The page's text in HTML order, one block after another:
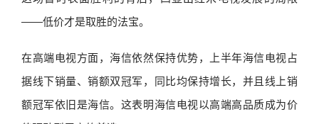
——低价才是取胜的法宝。
在高端电视方面，海信依然保持优势，上半年海信电视占
据线下销量、销额双冠军，同比均保持增长，并且线上销
额冠军依旧是海信。这表明海信电视以高端高品质成为价